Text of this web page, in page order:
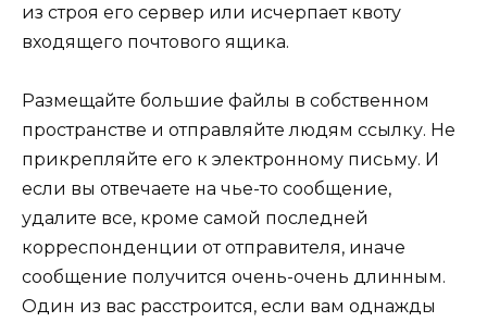
из строя его сервер или исчерпает квоту
входящего почтового ящика.
Размещайте большие файлы в собственном
пространстве и отправляйте людям ссылку. Не
прикрепляйте его к электронному письму. И
если вы отвечаете на чье-то сообщение,
удалите все, кроме самой последней
корреспонденции от отправителя, иначе
сообщение получится очень-очень длинным.
Один из вас расстроится, если вам однажды